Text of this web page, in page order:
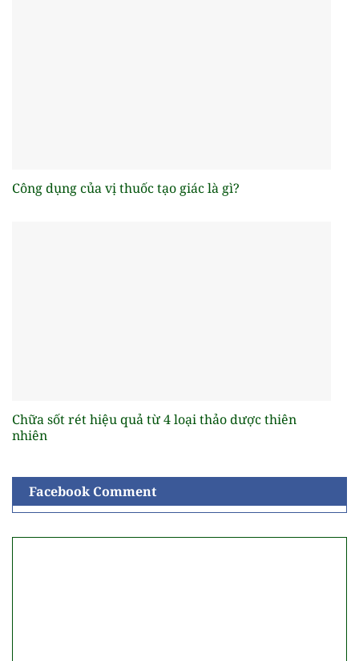
Công dụng của vị thuốc tạo giác là gì?
Chữa sốt rét hiệu quả từ 4 loại thảo dược thiên
nhiên
Facebook Comment